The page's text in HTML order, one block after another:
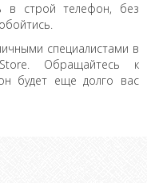
в строй телефон, без
специалистами в
Обращайтесь к
будет еще долго вас